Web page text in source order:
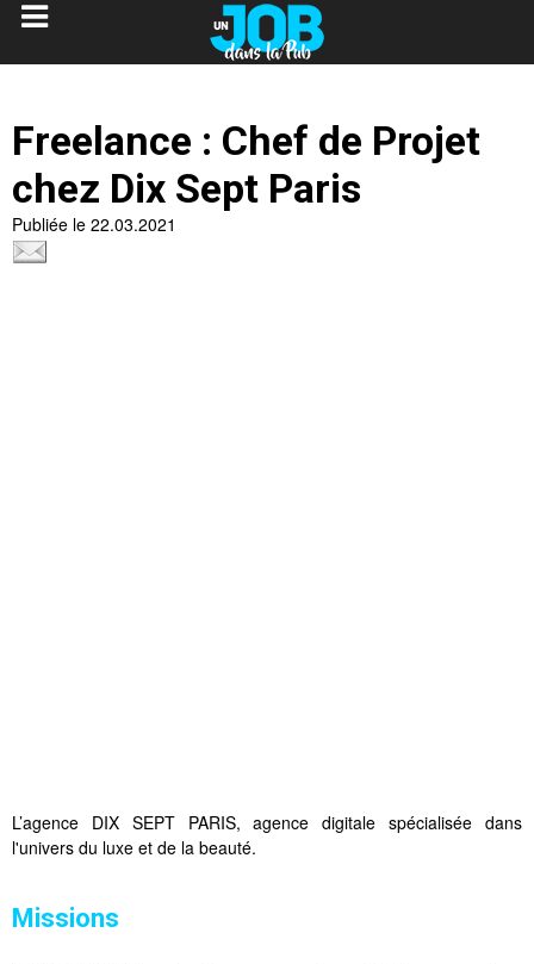
Freelance : Chef de Projet
chez Dix Sept Paris
Publiée le 22.03.2021
L’agence DIX SEPT PARIS, agence digitale spécialisée dans
l'univers du luxe et de la beauté.
Missions